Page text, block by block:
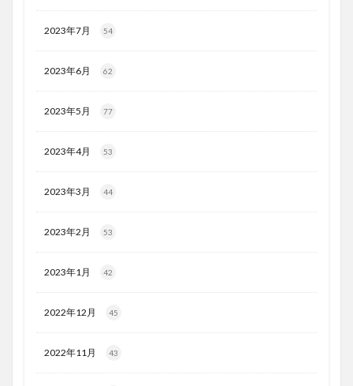
2023年7月 54
2023年6月 62
2023年5月 77
2023年4月 53
2023年3月 44
2023年2月 53
2023年1月 42
2022年12月 45
2022年11月 43